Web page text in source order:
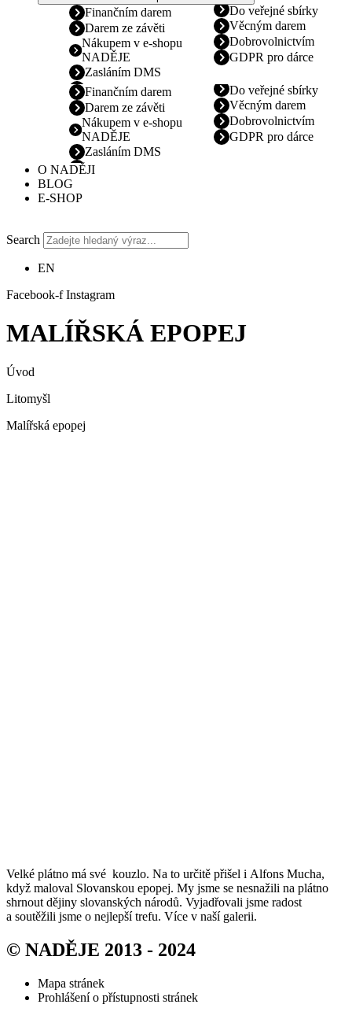
Finančním darem
Darem ze závěti
Nákupem v e-shopu
NADĚJE
Zasláním DMS
Do veřejné sbírky
Věcným darem
Dobrovolnictvím
GDPR pro dárce
Finančním darem
Darem ze závěti
Nákupem v e-shopu
NADĚJE
Zasláním DMS
Do veřejné sbírky
Věcným darem
Dobrovolnictvím
GDPR pro dárce
O NADĚJI
BLOG
E-SHOP
Search
EN
Facebook-f Instagram
MALÍŘSKÁ EPOPEJ
Úvod
Litomyšl
Malířská epopej
Velké plátno má své kouzlo. Na to určitě přišel i Alfons Mucha,
když maloval Slovanskou epopej. My jsme se nesnažili na plátno
shrnout dějiny slovanských národů. Vyjadřovali jsme radost
a soutěžili jsme o nejlepší trefu. Více v naší galerii.
© NADĚJE 2013 - 2024
Mapa stránek
Prohlášení o přístupnosti stránek